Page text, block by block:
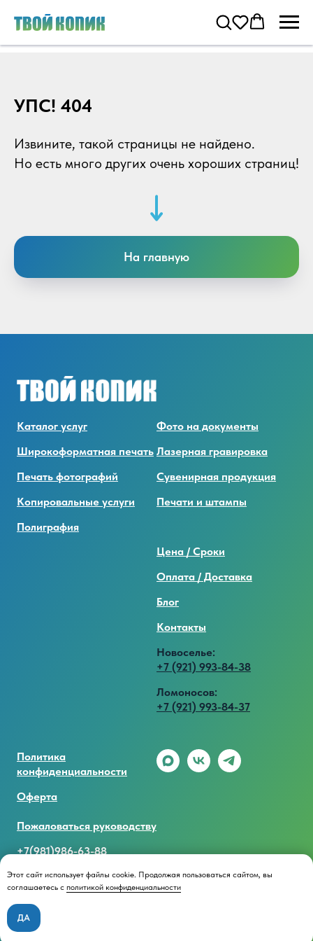
УПС! 404
Извините, такой страницы не найдено.
Но есть много других очень хороших страниц!
На главную
Каталог услуг
Широкоформатная печать
Печать фотографий
Копировальные услуги
Полиграфия
Фото на документы
Лазерная гравировка
Сувенирная продукция
Печати и штампы
Цена / Сроки
Оплата / Доставка
Блог
Контакты
Новоселье:
+7 (921) 993-84-38
Ломоносов:
+7 (921) 993-84-37
Политика
конфиденциальности
Оферта
Пожаловаться руководству
+7(981)986-63-88
Этот сайт использует файлы cookie. Продолжая пользоваться сайтом, вы
соглашаетесь с политикой конфиденциальности
ДА